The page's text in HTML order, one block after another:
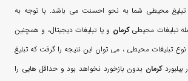
تبلیغ محیطی شما به نحو احسنت می باشد. با توجه به
تبلیغات محیطیکرمان و یا تبلیغات دیجیتال، و همچنین
تبلیغات محیطی ، می توان این نتیجه را گرفت که تبلیغ
کرمان بدون بازخورد نخواهد بود و حداقل هایی را